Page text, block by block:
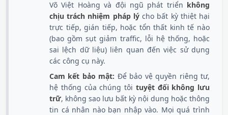
Võ Việt Hoàng và đội ngũ phát triển không
chịu trách nhiệm pháp lýcho bất kỳ thiệt hại
trực tiếp, gián tiếp, hoặc tổn thất kinh tế nào
(bao gồm sụt giảm traffic, lỗi hệ thống, hoặc
sai lệch dữ liệu) liên quan đến việc sử dụng
các công cụ này.
Cam kết bảo mật: Để bảo vệ quyền riêng tư,
hệ thống của chúng tôi tuyệt đối không lưu
trữ, không sao lưu bất kỳ nội dung hoặc thông
tin cá nhân nào bạn nhập vào. Mọi quá trình